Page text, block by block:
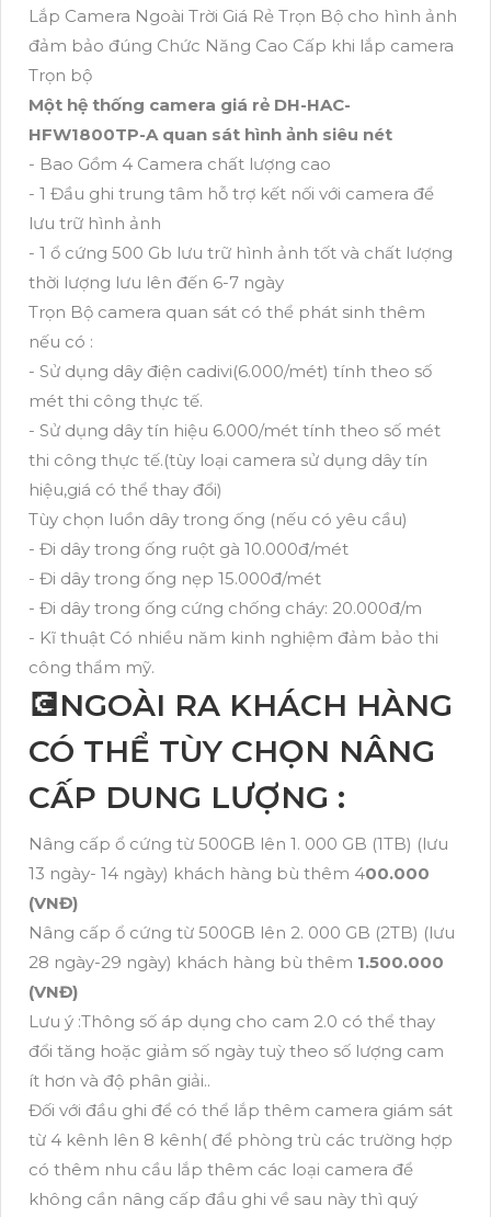
Lắp Camera Ngoài Trời Giá Rẻ Trọn Bộ cho hình ảnh
đảm bảo đúng Chức Năng Cao Cấp khi lắp camera
Trọn bộ
Một hệ thống camera giá rẻ DH-HAC-
HFW1800TP-A quan sát hình ảnh siêu nét
- Bao Gồm 4 Camera chất lượng cao
- 1 Đầu ghi trung tâm hỗ trợ kết nối với camera để
lưu trữ hình ảnh
- 1 ổ cứng 500 Gb lưu trữ hình ảnh tốt và chất lượng
thời lượng lưu lên đến 6-7 ngày
Trọn Bộ camera quan sát có thể phát sinh thêm
nếu có :
- Sử dụng dây điện cadivi(6.000/mét) tính theo số
mét thi công thực tế.
- Sử dụng dây tín hiệu 6.000/mét tính theo số mét
thi công thực tế.(tùy loại camera sử dụng dây tín
hiệu,giá có thể thay đổi)
Tùy chọn luồn dây trong ống (nếu có yêu cầu)
- Đi dây trong ống ruột gà 10.000đ/mét
- Đi dây trong ống nẹp 15.000đ/mét
- Đi dây trong ống cứng chống cháy: 20.000đ/m
- Kĩ thuật Có nhiều năm kinh nghiệm đảm bảo thi
công thẩm mỹ.
💽NGOÀI RA KHÁCH HÀNG
CÓ THỂ TÙY CHỌN NÂNG
CẤP DUNG LƯỢNG :
Nâng cấp ổ cứng từ 500GB lên 1. 000 GB (1TB) (lưu
13 ngày- 14 ngày) khách hàng bù thêm 400.000
(VNĐ)
Nâng cấp ổ cứng từ 500GB lên 2. 000 GB (2TB) (lưu
28 ngày-29 ngày) khách hàng bù thêm 1.500.000
(VNĐ)
Lưu ý :Thông số áp dụng cho cam 2.0 có thể thay
đổi tăng hoặc giảm số ngày tuỳ theo số lượng cam
ít hơn và độ phân giải..
Đối với đầu ghi để có thể lắp thêm camera giám sát
từ 4 kênh lên 8 kênh( để phòng trù các trường hợp
có thêm nhu cầu lắp thêm các loại camera để
không cần nâng cấp đầu ghi về sau này thì quý